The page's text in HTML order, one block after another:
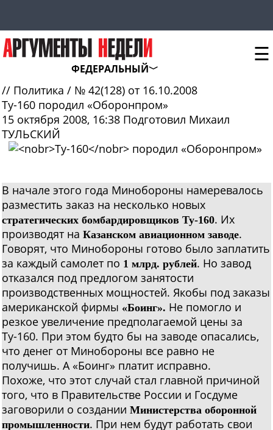
ФЕДЕРАЛЬНЫЙ
☰
// Политика / № 42(128) от 16.10.2008
Ту-160 породил «Оборонпром»
15 октября 2008, 16:38 Подготовил Михаил
ТУЛЬСКИЙ
В начале этого года Минобороны намеревалось
разместить заказ на несколько новых
стратегических бомбардировщиков Ту-160. Их
производят на Казанском авиационном заводе.
Говорят, что Минобороны готово было заплатить
за каждый самолет по 1 млрд. рублей. Но завод
отказался под предлогом занятости
производственных мощностей. Якобы под заказы
американской фирмы «Боинг». Не помогло и
резкое увеличение предполагаемой цены за
Ту-160. При этом будто бы на заводе опасались,
что денег от Минобороны все равно не
получишь. А «Боинг» платит исправно.
Похоже, что этот случай стал главной причиной
того, что в Правительстве России и Госдуме
заговорили о создании Министерства оборонной
промышленности. При нем будут работать свои